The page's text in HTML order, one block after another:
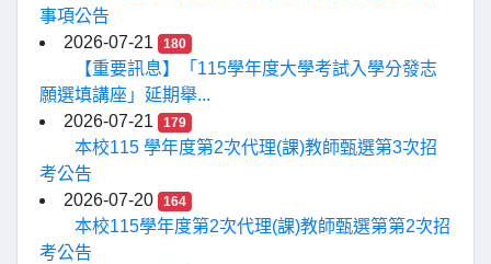
事項公告
2026-07-21
180
【重要訊息】「115學年度大學考試入學分發志
願選填講座」延期舉...
2026-07-21
179
本校115 學年度第2次代理(課)教師甄選第3次招
考公告
2026-07-20
164
本校115學年度第2次代理(課)教師甄選第第2次招
考公告